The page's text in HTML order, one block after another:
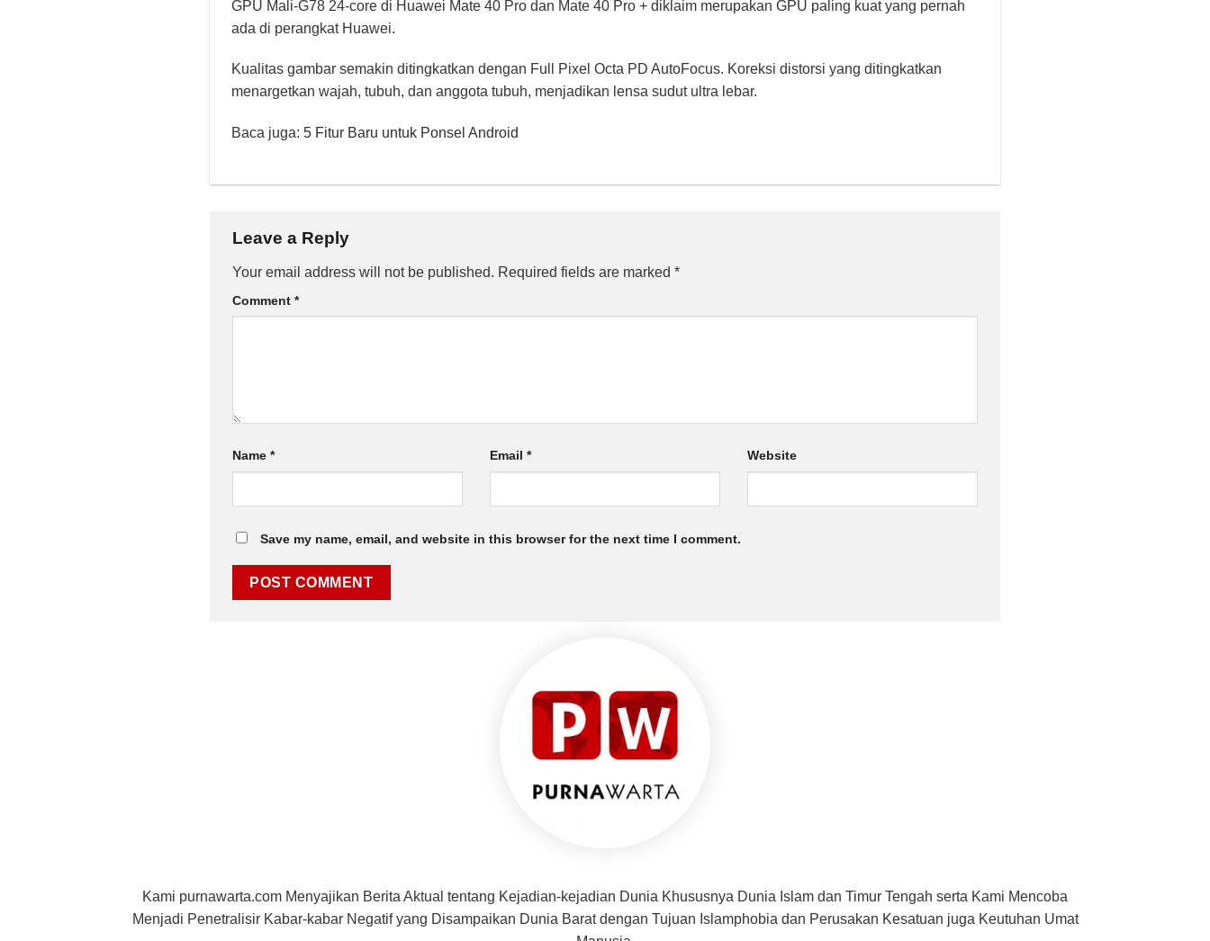
GPU Mali-G78 24-core di Huawei Mate 40 Pro dan Mate 40 Pro + diklaim merupakan GPU paling kuat yang pernah
ada di perangkat Huawei.
Kualitas gambar semakin ditingkatkan dengan Full Pixel Octa PD AutoFocus. Koreksi distorsi yang ditingkatkan
menargetkan wajah, tubuh, dan anggota tubuh, menjadikan lensa sudut ultra lebar.
Baca juga: 5 Fitur Baru untuk Ponsel Android
Leave a Reply
Your email address will not be published. Required fields are marked *
Comment *
Name * Email * Website
Save my name, email, and website in this browser for the next time I comment.
Kami purnawarta.com Menyajikan Berita Aktual tentang Kejadian-kejadian Dunia Khususnya Dunia Islam dan Timur Tengah serta Kami Mencoba
Menjadi Penetralisir Kabar-kabar Negatif yang Disampaikan Dunia Barat dengan Tujuan Islamphobia dan Perusakan Kesatuan juga Keutuhan Umat